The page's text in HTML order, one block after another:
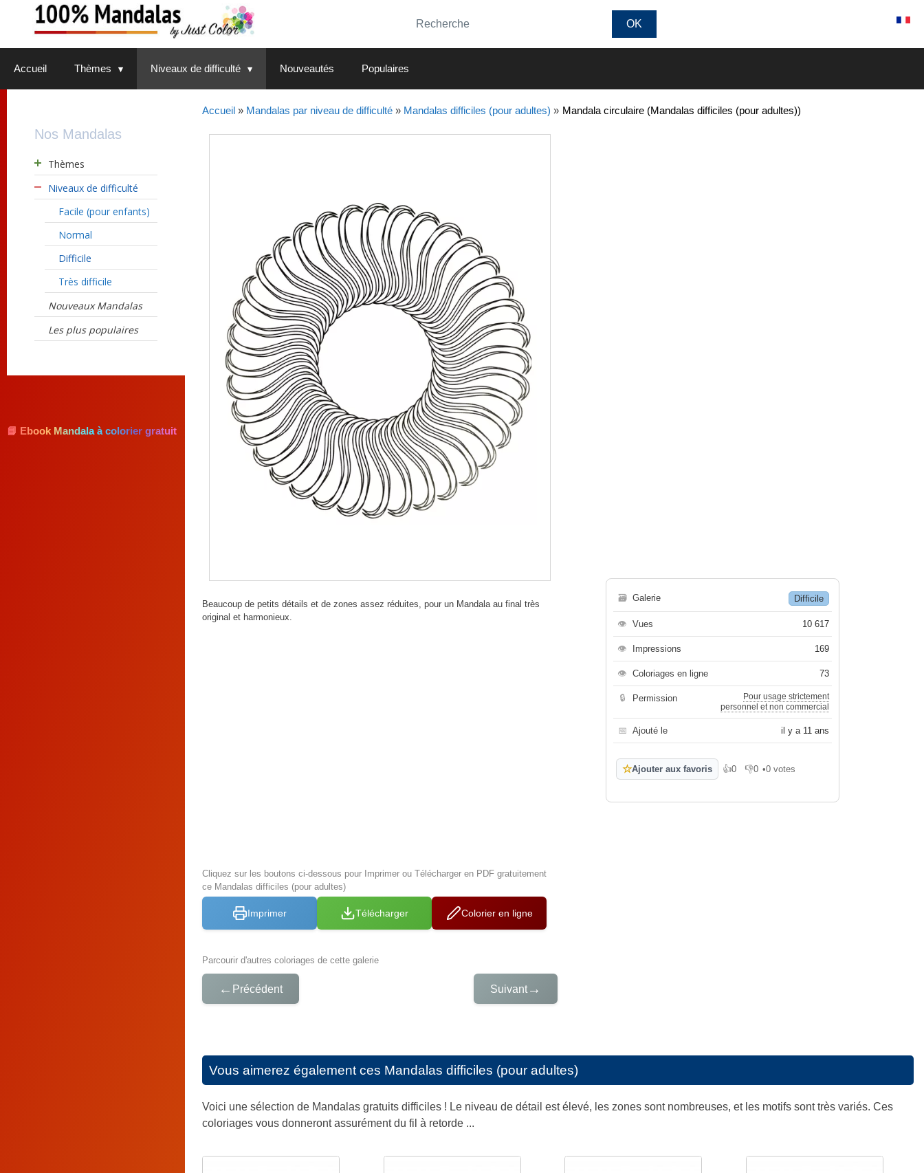
Accueil Thèmes Niveaux de difficulté Nouveautés Populaires
Accueil» Mandalas par niveau de difficulté» Mandalas difficiles (pour adultes) » Mandala circulaire (Mandalas difficiles (pour adultes))
Beaucoup de petits détails et de zones assez réduites, pour un Mandala au final très
original et harmonieux.
Cliquez sur les boutons ci-dessous pour Imprimer ou Télécharger en PDF gratuitement
ce Mandalas difficiles (pour adultes)
Imprimer Télécharger Colorier en ligne
Parcourir d'autres coloriages de cette galerie
← Précédent Suivant→
🗃 Galerie Difficile
👁 Vues 10 617
👁 Impressions 169
👁 Coloriages en ligne 73
🔒 Permission
Pour usage strictement
personnel et non commercial
📅 Ajouté le il y a 11 ans
☆Ajouter aux favoris 👍0
J'aime 👎0
Je n'aime pas
•0 votes
Vous aimerez également ces Mandalas difficiles (pour adultes)
Voici une sélection de Mandalas gratuits difficiles ! Le niveau de détail est élevé, les zones sont nombreuses, et les motifs sont très variés. Ces
coloriages vous donneront assurément du fil à retorde ...
Nos Mandalas
Thèmes
Niveaux de difficulté
Facile (pour enfants)
Normal
Difficile
Très difficile
Nouveaux Mandalas
Les plus populaires
📘 Ebook Mandala à colorier gratuit